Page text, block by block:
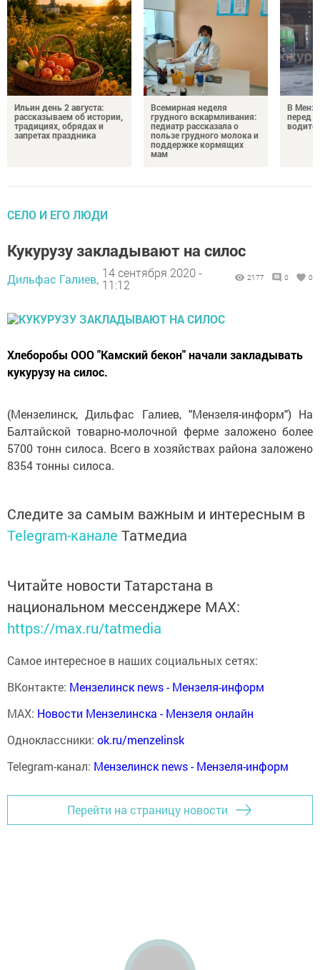
Ильин день 2 августа:
рассказываем об истории,
традициях, обрядах и
запретах праздника
Всемирная неделя
грудного вскармливания:
педиатр рассказала о
пользе грудного молока и
поддержке кормящих
мам
В
перед
СЕЛО И ЕГО ЛЮДИ
Кукурузу закладывают на силос
Дильфас Галиев, 14 сентября 2020 -
11:12
2177 0 0
Хлеборобы ООО "Камский бекон" начали закладывать
кукурузу на силос.
(Мензелинск, Дильфас Галиев, "Мензеля-информ") На
Балтайской товарно-молочной ферме заложено более
5700 тонн силоса. Всего в хозяйствах района заложено
8354 тонны силоса.
Следите за самым важным и интересным в
Telegram-канале Татмедиа
Читайте новости Татарстана в
национальном мессенджере MАХ:
https://max.ru/tatmedia
Самое интересное в наших социальных сетях:
ВКонтакте: Мензелинск news - Мензеля-информ
MAX: Новости Мензелинска - Мензеля онлайн
Одноклассники: ok.ru/menzelinsk
Telegram-канал: Мензелинск news - Мензеля-информ
Перейти на страницу новости